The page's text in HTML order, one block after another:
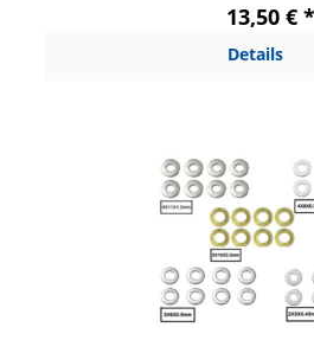
13,50 € *
Details